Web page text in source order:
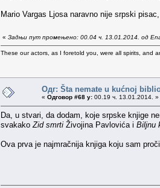
Mario Vargas Ljosa naravno nije srpski
« Задњи пут промењено: 00.04 ч. 13.01.2014. од
These our actors, as I foretold you, were all spirits, and
Одг: Šta nemate u kućnoj
« Одговор #68 у: 00.19 ч. 13.01.2014. »
Da, u stvari, da dodam, koje srpske knjige
svakako Zid smrti Živojina Pavlovića i Biljnu
Ova prva je najmračnija knjiga koju sam